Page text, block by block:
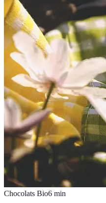
Chocolats Bio6 min